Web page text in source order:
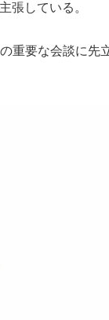
張している。
重要な会談に先